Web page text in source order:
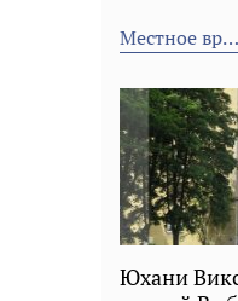
Местное время
Юхани